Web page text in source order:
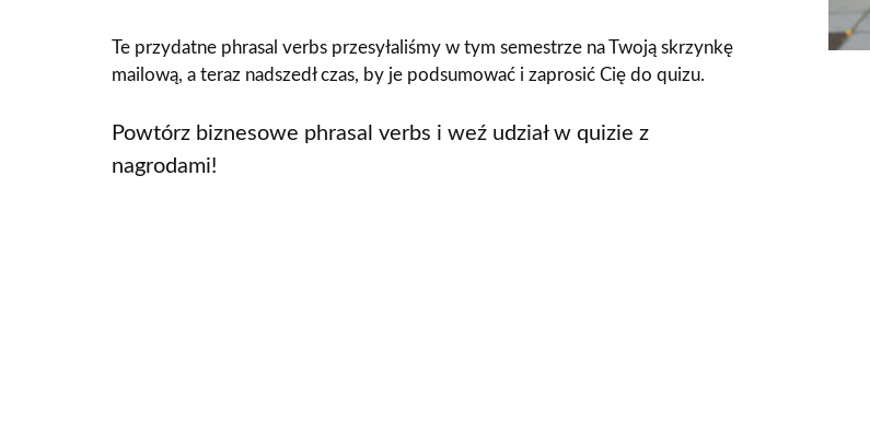
Te przydatne phrasal verbs przesyłaliśmy w tym semestrze na Twoją skrzynkę
mailową, a teraz nadszedł czas, by je podsumować i zaprosić Cię do quizu.
Powtórz biznesowe phrasal verbs i weź udział w quizie z
nagrodami!